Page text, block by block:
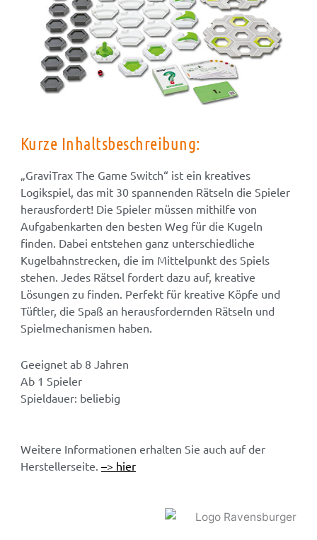
Kurze Inhaltsbeschreibung:
„GraviTrax The Game Switch“ ist ein kreatives
Logikspiel, das mit 30 spannenden Rätseln die Spieler
herausfordert! Die Spieler müssen mithilfe von
Aufgabenkarten den besten Weg für die Kugeln
finden. Dabei entstehen ganz unterschiedliche
Kugelbahnstrecken, die im Mittelpunkt des Spiels
stehen. Jedes Rätsel fordert dazu auf, kreative
Lösungen zu finden. Perfekt für kreative Köpfe und
Tüftler, die Spaß an herausfordernden Rätseln und
Spielmechanismen haben.
Geeignet ab 8 Jahren
Ab 1 Spieler
Spieldauer: beliebig
Weitere Informationen erhalten Sie auch auf der
Herstellerseite. –> hier